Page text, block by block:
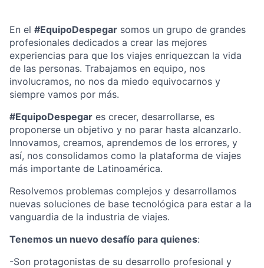
En el #EquipoDespegar somos un grupo de grandes
profesionales dedicados a crear las mejores
experiencias para que los viajes enriquezcan la vida
de las personas. Trabajamos en equipo, nos
involucramos, no nos da miedo equivocarnos y
siempre vamos por más.
#EquipoDespegar es crecer, desarrollarse, es
proponerse un objetivo y no parar hasta alcanzarlo.
Innovamos, creamos, aprendemos de los errores, y
así, nos consolidamos como la plataforma de viajes
más importante de Latinoamérica.
Resolvemos problemas complejos y desarrollamos
nuevas soluciones de base tecnológica para estar a la
vanguardia de la industria de viajes.
Tenemos un nuevo desafío para quienes:
-Son protagonistas de su desarrollo profesional y